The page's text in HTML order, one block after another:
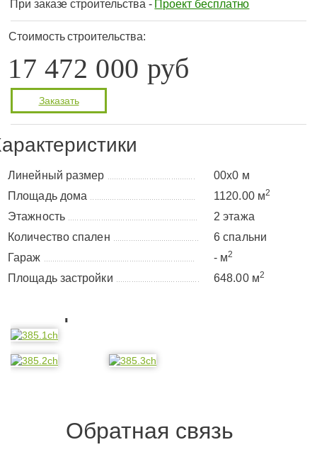
При заказе строительства - Проект бесплатно
Стоимость строительства:
17 472 000 руб
Заказать
Линейный размер
00x0 м
Площадь дома
1120.00 м2
Этажность
2 этажа
Количество спален
6 спальни
Гараж
- м2
Площадь застройки 648.00 м2
Обратная связь